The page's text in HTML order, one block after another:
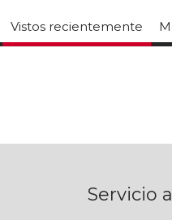
Vistos recientemente
Servicio